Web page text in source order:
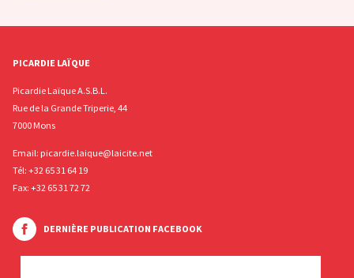
PICARDIE LAÏQUE
Picardie Laïque A.S.B.L.
Rue de la Grande Triperie, 44
7000 Mons
Email: picardie.laique@laicite.net
Tél: +32 65 31 64 19
Fax: +32 65 31 72 72
DERNIÈRE PUBLICATION FACEBOOK